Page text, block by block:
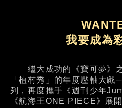
我要成為
繼大成功的《寶可夢》之
「植村秀」的年度壓軸大
列，再度攜手《週刊少年
《航海王ONE PIECE》展